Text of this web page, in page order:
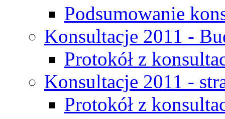
Podsumowanie
Konsultacje 2011 -
Protokół z
Konsultacje 2011 -
Protokół z